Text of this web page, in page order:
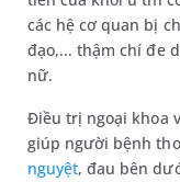
các hệ cơ quan bị
đạo,... thậm chí đe
nữ.
Điều trị ngoại khoa
giúp người bệnh
nguyệt, đau bên